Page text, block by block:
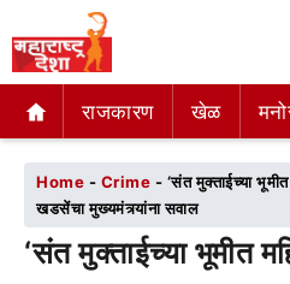
राजकारण खेळ
राजकारण खेळ
Home - Crime - ‘संत मुक्ताईच्या भूमीत
खडसेंचा मुख्यमंत्र्यांना सवाल
‘संत मुक्ताईच्या भूमीत